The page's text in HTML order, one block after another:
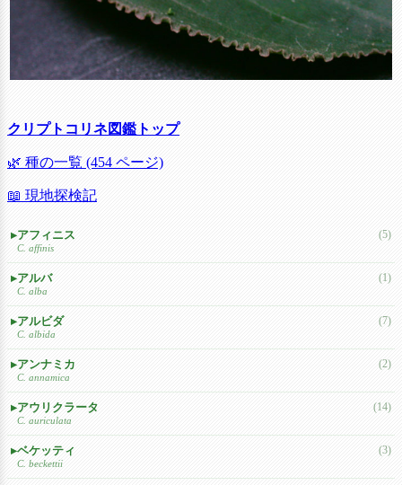
クリプトコリネ図鑑トップ
🌿 種の一覧 (454 ページ)
📖 現地探検記
アフィニス
C. affinis
(5)
アルバ
C. alba
(1)
アルビダ
C. albida
(7)
アンナミカ
C. annamica
(2)
アウリクラータ
C. auriculata
(14)
ベケッティ
C. beckettii
(3)